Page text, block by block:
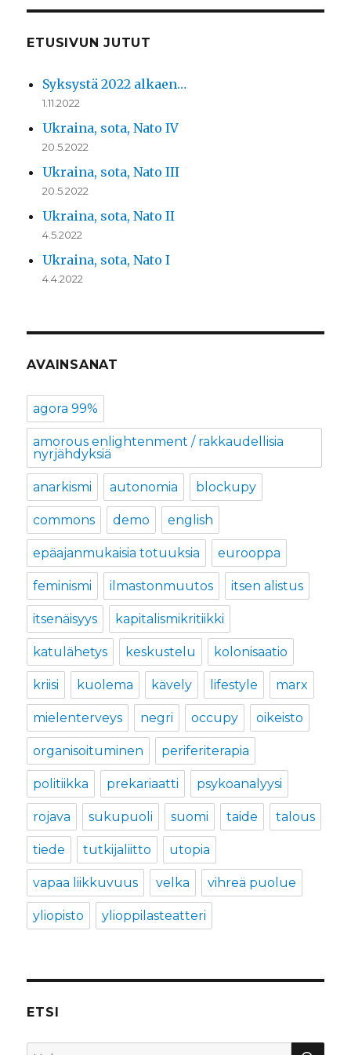
ETUSIVUN JUTUT
Syksystä 2022 alkaen…
1.11.2022
Ukraina, sota, Nato IV
20.5.2022
Ukraina, sota, Nato III
20.5.2022
Ukraina, sota, Nato II
4.5.2022
Ukraina, sota, Nato I
4.4.2022
AVAINSANAT
agora 99%
amorous enlightenment / rakkaudellisia
nyrjähdyksiä
anarkismi autonomia blockupy
commons demo english
epäajanmukaisia totuuksia eurooppa
feminismi ilmastonmuutos itsen alistus
itsenäisyys kapitalismikritiikki
katulähetys keskustelu kolonisaatio
kriisi kuolema kävely lifestyle marx
mielenterveys negri occupy oikeisto
organisoituminen periferiterapia
politiikka prekariaatti psykoanalyysi
rojava sukupuoli suomi taide talous
tiede tutkijaliitto utopia
vapaa liikkuvuus velka vihreä puolue
yliopisto ylioppilasteatteri
ETSI